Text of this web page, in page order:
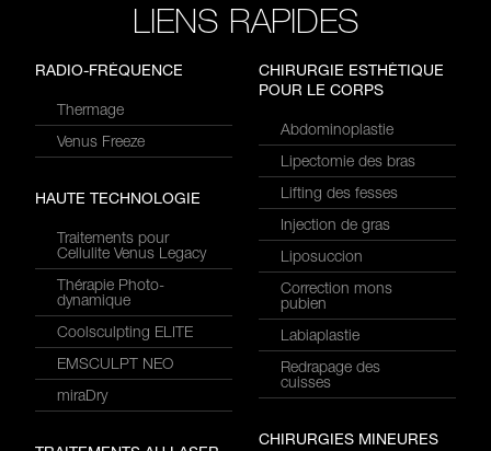
LIENS RAPIDES
RADIO-FRÉQUENCE
Thermage
Venus Freeze
HAUTE TECHNOLOGIE
Traitements pour
Cellulite Venus Legacy
Thérapie Photo-
dynamique
Coolsculpting ELITE
EMSCULPT NEO
miraDry
CHIRURGIE ESTHÉTIQUE
POUR LE CORPS
Abdominoplastie
Lipectomie des bras
Lifting des fesses
Injection de gras
Liposuccion
Correction mons
pubien
Labiaplastie
Redrapage des
cuisses
CHIRURGIES MINEURES